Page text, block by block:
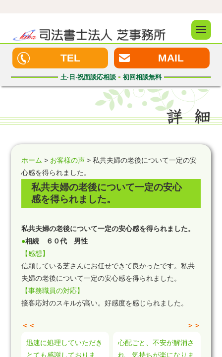
メニュ
TEL MAIL
土·日·祝面談応相談 初回相談無料
ホーム > お客様の声> 私共夫婦の老後について一定の安
心感を得られました。
私共夫婦の老後について一定の安心
感を得られました。
私共夫婦の老後について一定の安心感を得られました。
●相続 ６０代 男性
【感想】
信頼している芝さんにお任せできて良かったです。私共
夫婦の老後について一定の安心感を得られました。
【事務職員の対応】
接客応対のスキルが高い。好感度を感じられました。
＜＜
迅速に処理していただき
とても感謝しておりま
＞＞
心配ごと、不安が解消さ
れ、気持ちが楽になりま